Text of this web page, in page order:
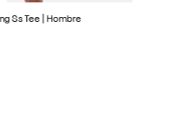
Ss Tee | Hombre